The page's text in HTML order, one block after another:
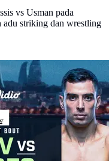
vs Usman pada
striking dan wrestling